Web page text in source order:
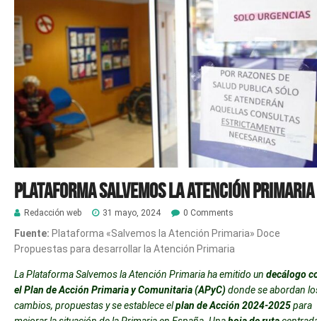
Plataforma Salvemos la Atención Primaria
Redacción web 31 mayo, 2024 0 Comments
Fuente: Plataforma «Salvemos la Atención Primaria» Doce
Propuestas para desarrollar la Atención Primaria
La Plataforma Salvemos la Atención Primaria ha emitido un decálogo
el Plan de Acción Primaria y Comunitaria (APyC) donde se abordan
cambios, propuestas y se establece elplan de Acción 2024-2025para